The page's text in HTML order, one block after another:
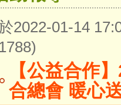
2022-01-14
1788)
【公益合作
合總會 暖心